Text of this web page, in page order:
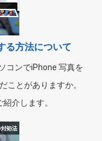
る方法について
コンでiPhone 写真を
ことがありますか。
介します。